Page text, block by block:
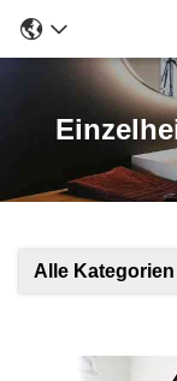
Alle Kategorien